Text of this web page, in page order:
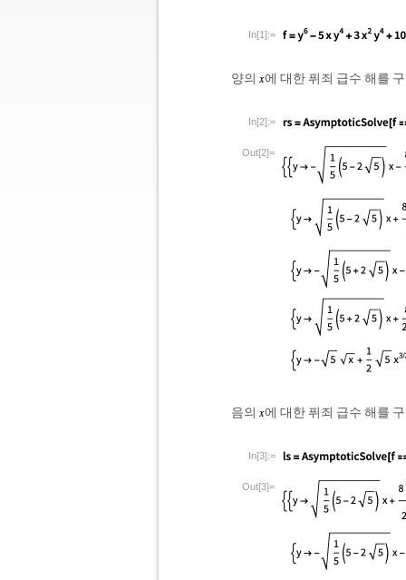
In[1]:=
양의 에 대한 퓌죄 급수 해를
In[2]:=
Out[2]=
음의 에 대한 퓌죄 급수 해를
In[3]:=
Out[3]=